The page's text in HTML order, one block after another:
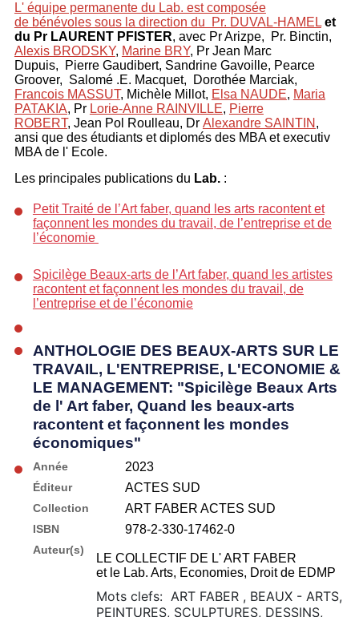
L' équipe permanente du Lab. est composée
de bénévoles sous la direction du Pr. DUVAL-HAMEL et
du Pr LAURENT PFISTER, avec Pr Arizpe, Pr. Binctin,
Alexis BRODSKY, Marine BRY, Pr Jean Marc
Dupuis, Pierre Gaudibert, Sandrine Gavoille, Pearce
Groover, Salomé .E. Macquet, Dorothée Marciak,
Francois MASSUT, Michèle Millot, Elsa NAUDE, Maria
PATAKIA, Pr Lorie-Anne RAINVILLE, Pierre
ROBERT, Jean Pol Roulleau, Dr Alexandre SAINTIN ,
ansi que des étudiants et diplomés des MBA et executiv
MBA de l' Ecole.
Les principales publications du Lab.:
Petit Traité de l’Art faber, quand les arts racontent et
façonnent les mondes du travail, de l’entreprise et de
l’économie
Spicilège Beaux-arts de l’Art faber, quand les artistes
racontent et façonnent les mondes du travail, de
l’entreprise et de l’économie
ANTHOLOGIE DES BEAUX-ARTS SUR LE
TRAVAIL, L'ENTREPRISE, L'ECONOMIE &
LE MANAGEMENT: "Spicilège Beaux Arts
de l' Art faber, Quand les beaux-arts
racontent et façonnent les mondes
économiques"
Année 2023
Éditeur ACTES SUD
Collection ART FABER ACTES SUD
ISBN 978-2-330-17462-0
Auteur(s)
LE COLLECTIF DE L' ART FABER
et le Lab. Arts, Economies, Droit de EDMP
Mots clefs: ART FABER , BEAUX - ARTS,
PEINTURES, SCULPTURES, DESSINS,